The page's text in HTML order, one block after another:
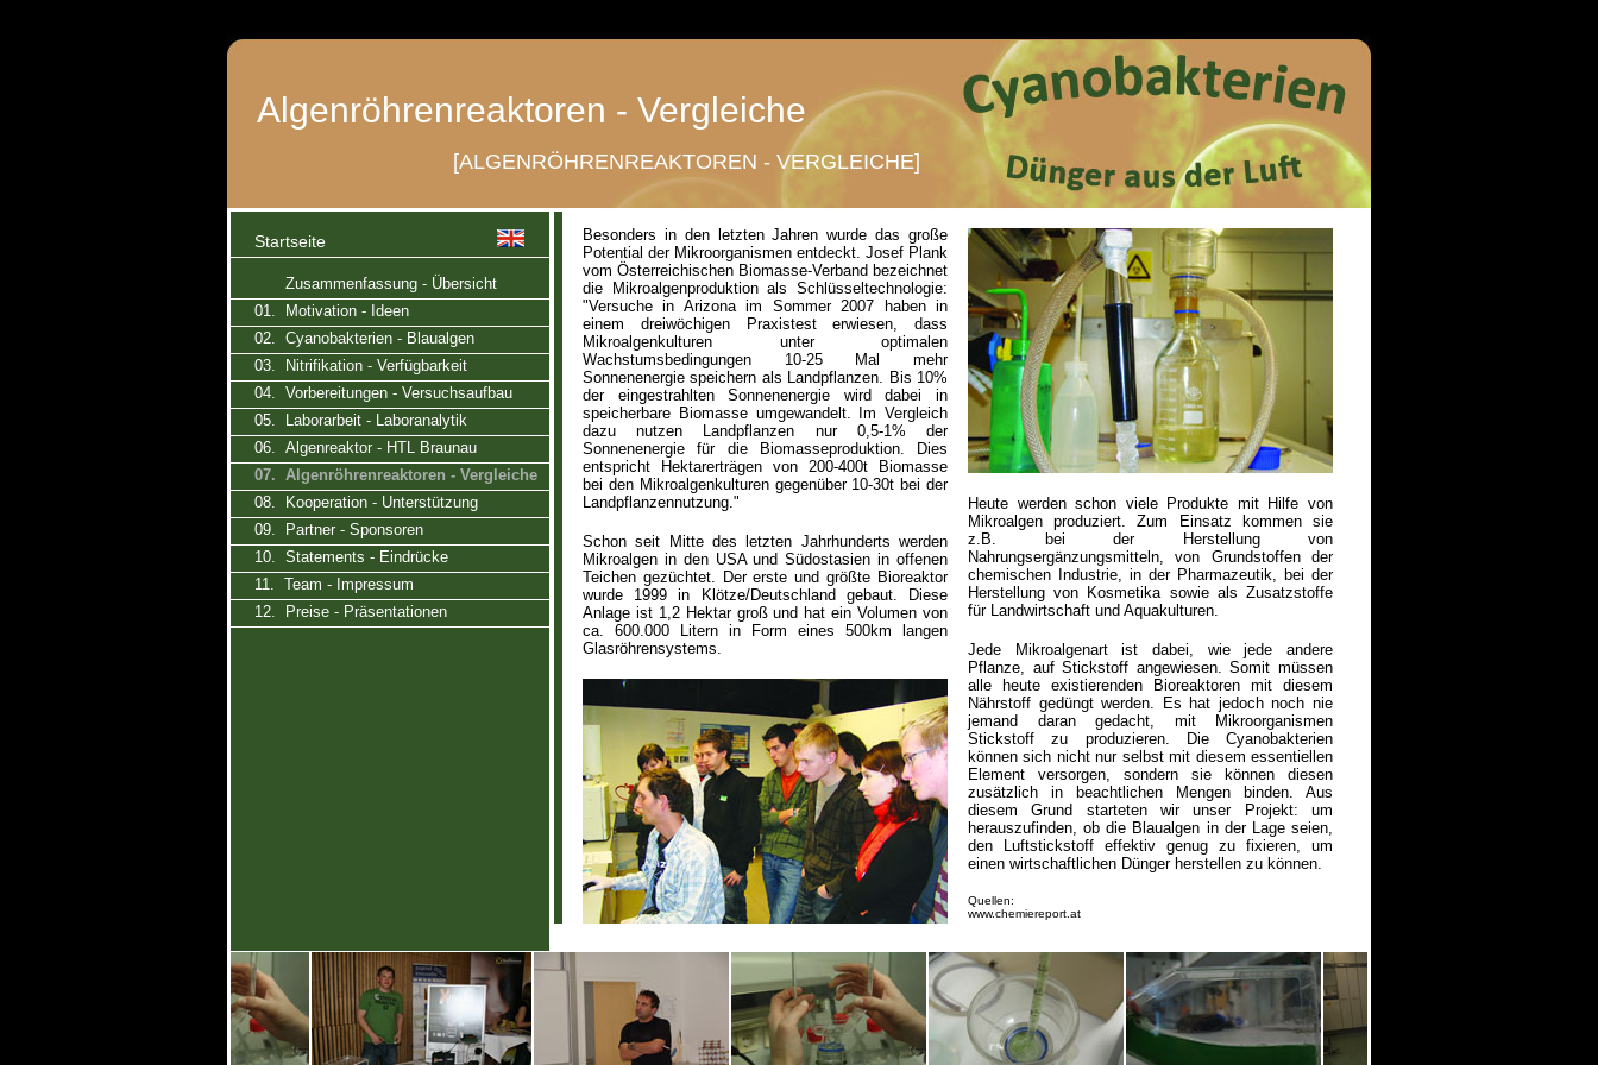
Algenröhrenreaktoren - Vergleiche
[ALGENRÖHRENREAKTOREN - VERGLEICHE]
Startseite
Zusammenfassung - Übersicht
01. Motivation - Ideen
02. Cyanobakterien - Blaualgen
03. Nitrifikation - Verfügbarkeit
04. Vorbereitungen - Versuchsaufbau
05. Laborarbeit - Laboranalytik
06. Algenreaktor - HTL Braunau
07. Algenröhrenreaktoren - Vergleiche
08. Kooperation - Unterstützung
09. Partner - Sponsoren
10. Statements - Eindrücke
11. Team - Impressum
12. Preise - Präsentationen
Besonders in den letzten Jahren wurde das große
Potential der Mikroorganismen entdeckt. Josef Plank
vom Österreichischen Biomasse-Verband bezeichnet
die Mikroalgenproduktion als Schlüsseltechnologie:
"Versuche in Arizona im Sommer 2007 haben in
einem dreiwöchigen Praxistest erwiesen, dass
Mikroalgenkulturen unter optimalen
Wachstumsbedingungen 10-25 Mal mehr
Sonnenenergie speichern als Landpflanzen. Bis 10%
der eingestrahlten Sonnenenergie wird dabei in
speicherbare Biomasse umgewandelt. Im Vergleich
dazu nutzen Landpflanzen nur 0,5-1% der
Sonnenenergie für die Biomasseproduktion. Dies
entspricht Hektarerträgen von 200-400t Biomasse
bei den Mikroalgenkulturen gegenüber 10-30t bei der
Landpflanzennutzung."
Schon seit Mitte des letzten Jahrhunderts werden
Mikroalgen in den USA und Südostasien in offenen
Teichen gezüchtet. Der erste und größte Bioreaktor
wurde 1999 in Klötze/Deutschland gebaut. Diese
Anlage ist 1,2 Hektar groß und hat ein Volumen von
ca. 600.000 Litern in Form eines 500km langen
Glasröhrensystems.
Heute werden schon viele Produkte mit Hilfe von
Mikroalgen produziert. Zum Einsatz kommen sie
z.B. bei der Herstellung von
Nahrungsergänzungsmitteln, von Grundstoffen der
chemischen Industrie, in der Pharmazeutik, bei der
Herstellung von Kosmetika sowie als Zusatzstoffe
für Landwirtschaft und Aquakulturen.
Jede Mikroalgenart ist dabei, wie jede andere
Pflanze, auf Stickstoff angewiesen. Somit müssen
alle heute existierenden Bioreaktoren mit diesem
Nährstoff gedüngt werden. Es hat jedoch noch nie
jemand daran gedacht, mit Mikroorganismen
Stickstoff zu produzieren. Die Cyanobakterien
können sich nicht nur selbst mit diesem essentiellen
Element versorgen, sondern sie können diesen
zusätzlich in beachtlichen Mengen binden. Aus
diesem Grund starteten wir unser Projekt: um
herauszufinden, ob die Blaualgen in der Lage seien,
den Luftstickstoff effektiv genug zu fixieren, um
einen wirtschaftlichen Dünger herstellen zu können.
Quellen:
www.chemiereport.at